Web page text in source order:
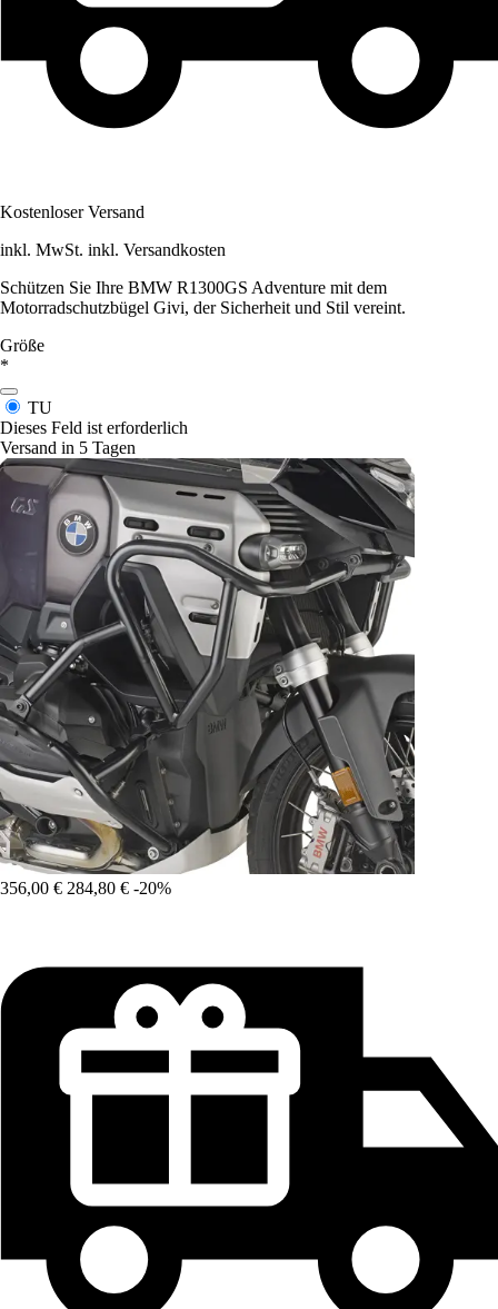
Kostenloser Versand
inkl. MwSt. inkl. Versandkosten
Schützen Sie Ihre BMW R1300GS Adventure mit dem
Motorradschutzbügel Givi, der Sicherheit und Stil vereint.
Größe
*
TU
Dieses Feld ist erforderlich
Versand in 5 Tagen
356,00 € 284,80 € -20%